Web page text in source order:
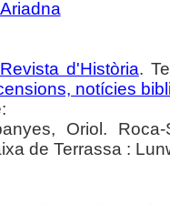
d'Història.
notícies
Oriol.
de Terrassa :